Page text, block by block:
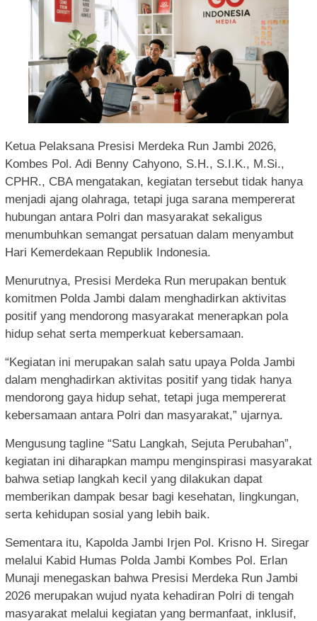
Ketua Pelaksana Presisi Merdeka Run Jambi 2026,
Kombes Pol. Adi Benny Cahyono, S.H., S.I.K., M.Si.,
CPHR., CBA mengatakan, kegiatan tersebut tidak hanya
menjadi ajang olahraga, tetapi juga sarana mempererat
hubungan antara Polri dan masyarakat sekaligus
menumbuhkan semangat persatuan dalam menyambut
Hari Kemerdekaan Republik Indonesia.
Menurutnya, Presisi Merdeka Run merupakan bentuk
komitmen Polda Jambi dalam menghadirkan aktivitas
positif yang mendorong masyarakat menerapkan pola
hidup sehat serta memperkuat kebersamaan.
“Kegiatan ini merupakan salah satu upaya Polda Jambi
dalam menghadirkan aktivitas positif yang tidak hanya
mendorong gaya hidup sehat, tetapi juga mempererat
kebersamaan antara Polri dan masyarakat,” ujarnya.
Mengusung tagline “Satu Langkah, Sejuta Perubahan”,
kegiatan ini diharapkan mampu menginspirasi masyarakat
bahwa setiap langkah kecil yang dilakukan dapat
memberikan dampak besar bagi kesehatan, lingkungan,
serta kehidupan sosial yang lebih baik.
Sementara itu, Kapolda Jambi Irjen Pol. Krisno H. Siregar
melalui Kabid Humas Polda Jambi Kombes Pol. Erlan
Munaji menegaskan bahwa Presisi Merdeka Run Jambi
2026 merupakan wujud nyata kehadiran Polri di tengah
masyarakat melalui kegiatan yang bermanfaat, inklusif,